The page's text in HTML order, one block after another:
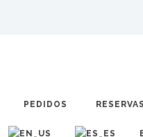
PEDIDOS RESERVAS